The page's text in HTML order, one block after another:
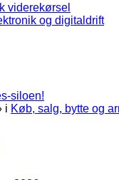
viderekørsel
og digitaldrift
siloen!
i Køb, salg, bytte og